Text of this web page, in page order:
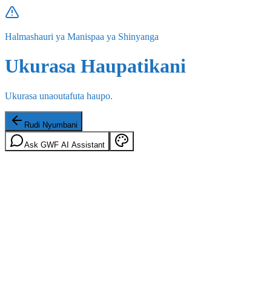
Halmashauri ya Manispaa ya Shinyanga
Ukurasa Haupatikani
Ukurasa unaoutafuta haupo.
Rudi Nyumbani
Ask GWF AI Assistant